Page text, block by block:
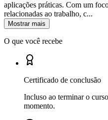
aplicações práticas. Com um
relacionadas ao trabalho, c...
Mostrar mais
O que você recebe
Certificado de conclusão
Incluso ao terminar o
momento.